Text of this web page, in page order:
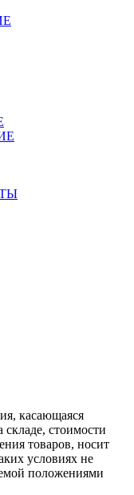
касающаяся
складе, стоимости
товаров, носит
условиях не
положениями